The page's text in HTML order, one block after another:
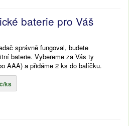
baterie pro Váš
správně fungoval, budete
baterie. Vybereme za Vás ty
AAA) a přidáme 2 ks do balíčku.
ks